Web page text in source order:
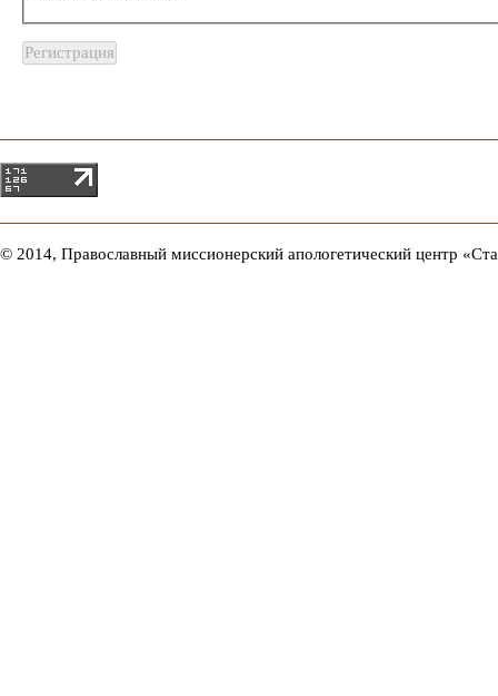
© 2014, Православный миссионерский апологетический центр